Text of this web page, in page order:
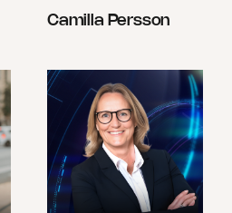
Camilla Persson